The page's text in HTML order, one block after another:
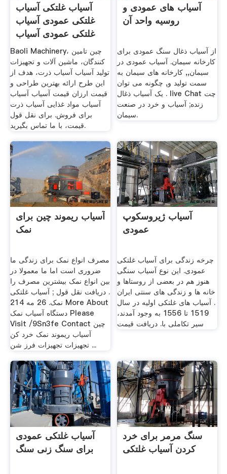
آسیاب غلتکی آسیاب
غلتکی عمودی آسیاب
غلتکی عمودی آسیاب
...
Baoli Machinery، چین تامین
کنندگان، ماشین آلات و تجهیزات
تولید آسیاب آسیاب ذرت، هدف از
این طرح ارائه بهترین طراحی و
قیمت ارزان قیمت آسیاب آسیاب
آسیاب مواد غذایی آسیاب ذرت
برای فروش. برای نقل قول
قیمت، با ما تماس بگیرید.
آسیاب های عمودی و
روسیه واحد آن
از آسیاب ذغال سنگ عمودی برای
کارخانه سیمان. آسیاب عمودی در
سیمان,, کارخانه های سیمان به
سمت تولید و, چگونه می توان
یک آسیاب ذغال . live Chat چت
زنده; آسیاب و خرد در صنعت
سیمان.
آسیاب ریموند چین برای
نمک
مصرف انواع نمک برای زندگی ما
ضروری است اما ما معمولا در
بین انواع نمک بیشترین مصرف را
. دریافت نقل قول ; آسیاب غلتکی
نمک. 26 مه 214 More About
دستگاه آسیاب نمک Please
Visit /9Sn3fe Contact چین
آسیاب ریموند نمک خرد کن
تجهیزات تجهیزات فرز شن ...
آسیاب ژیروسکوپ
عمودی
چرخه زندگی برای آسیاب غلتکی
عمودی. این نوع آسیاب سنگی
هنوز هم در بعضی از روستاها و
خانه ها و زندگی های سنتی ایران
. آسیاب های غلتکی اولیه در سال
1519 تا 1556 به وجود آمدند،
سیر تکاملی با. دریافت قیمت
آسیاب غلتکی عمودی
برای سنگ زنی سنگ
سنگ مرمر برای خرد
کردن آسیاب غلتکی